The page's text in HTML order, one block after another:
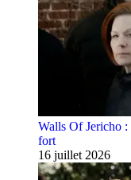
Walls Of Jericho
fort
16 juillet 2026